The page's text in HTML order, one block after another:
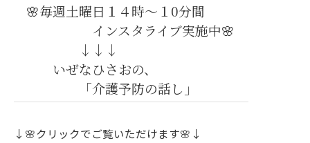
🌸毎週土曜日１４時～１0分間
インスタライブ実施中🌸
↓↓↓
いぜなひさおの、
「介護予防の話し」
↓🌸クリックでご覧いただけます🌸↓